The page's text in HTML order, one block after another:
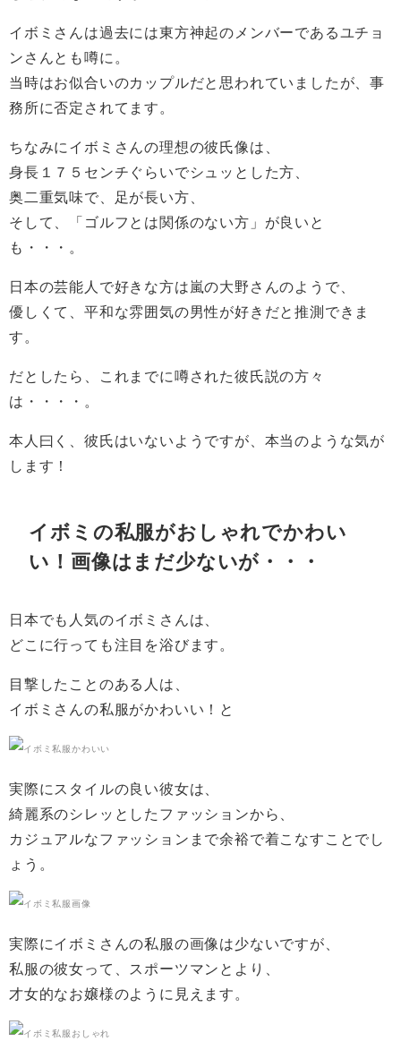
イボミさんは過去には東方神起のメンバーであるユチョ
ンさんとも噂に。
当時はお似合いのカップルだと思われていましたが、事
務所に否定されてます。
ちなみにイボミさんの理想の彼氏像は、
身長１７５センチぐらいでシュッとした方、
奥二重気味で、足が長い方、
そして、「ゴルフとは関係のない方」が良いと
も・・・。
日本の芸能人で好きな方は嵐の大野さんのようで、
優しくて、平和な雰囲気の男性が好きだと推測できま
す。
だとしたら、これまでに噂された彼氏説の方々
は・・・・。
本人曰く、彼氏はいないようですが、本当のような気が
します！
イボミの私服がおしゃれでかわい
い！画像はまだ少ないが・・・
日本でも人気のイボミさんは、
どこに行っても注目を浴びます。
目撃したことのある人は、
イボミさんの私服がかわいい！と
実際にスタイルの良い彼女は、
綺麗系のシレッとしたファッションから、
カジュアルなファッションまで余裕で着こなすことでし
ょう。
実際にイボミさんの私服の画像は少ないですが、
私服の彼女って、スポーツマンとより、
才女的なお嬢様のように見えます。